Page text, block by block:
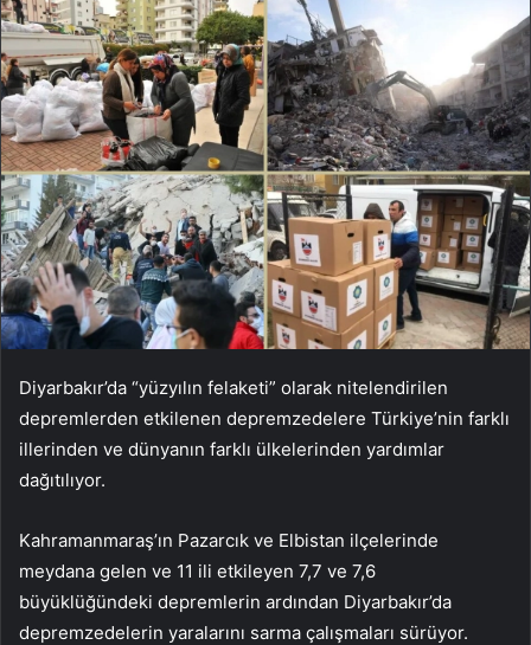
Diyarbakır’da “yüzyılın felaketi” olarak nitelendirilen
depremlerden etkilenen depremzedelere Türkiye’nin farklı
illerinden ve dünyanın farklı ülkelerinden yardımlar
dağıtılıyor.
Kahramanmaraş’ın Pazarcık ve Elbistan ilçelerinde
meydana gelen ve 11 ili etkileyen 7,7 ve 7,6
büyüklüğündeki depremlerin ardından Diyarbakır’da
depremzedelerin yaralarını sarma çalışmaları sürüyor.